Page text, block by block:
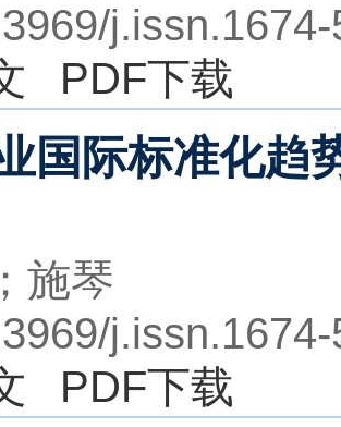
PDF下载
国际标准化趋
施琴
PDF下载